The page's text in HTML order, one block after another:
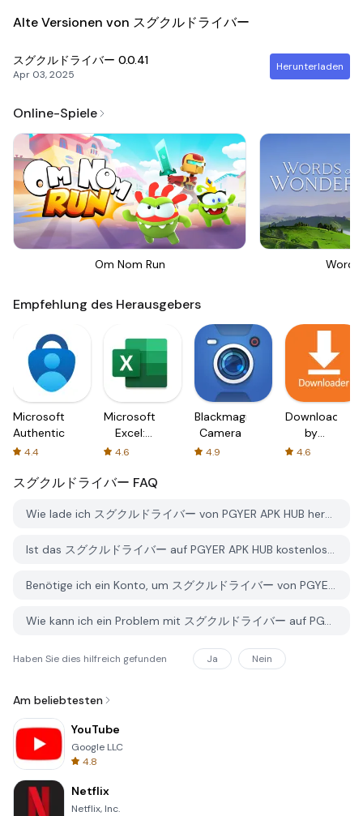
Alte Versionen von スグクルドライバー
スグクルドライバー 0.0.41
Apr 03, 2025
Herunterladen
Online-Spiele
Om Nom Run
Empfehlung des Herausgebers
Microsoft
Authenticator
4.4
Microsoft
Excel:
Spreadsheets
4.6
Blackmagic
Camera
4.9
Downloader
by
AFTVnews
4.6
スグクルドライバー FAQ
Wie lade ich スグクルドライバー von PGYER APK HUB herunter?
Ist das スグクルドライバー auf PGYER APK HUB kostenlos zum Download?
Benötige ich ein Konto, um スグクルドライバー von PGYER APK HUB herunterzuladen?
Wie kann ich ein Problem mit スグクルドライバー auf PGYER APK HUB melden?
Haben Sie dies hilfreich gefunden Ja Nein
Am beliebtesten
YouTube
Google LLC
4.8
Netflix
Netflix, Inc.